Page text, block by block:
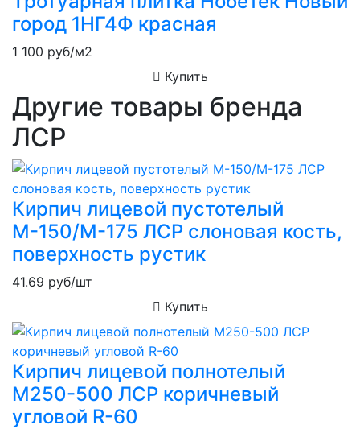
город 1НГ4Ф красная
1 100 руб/м2
Купить
Другие товары бренда
ЛСР
Кирпич лицевой пустотелый
М-150/М-175 ЛСР слоновая кость,
поверхность рустик
41.69 руб/шт
Купить
Кирпич лицевой полнотелый
М250-500 ЛСР коричневый
угловой R-60